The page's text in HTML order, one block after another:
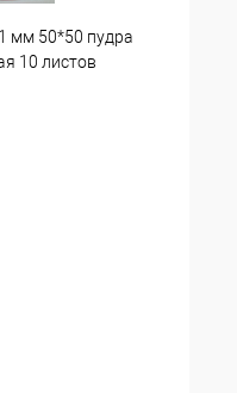
мм 50*50 пудра
10 листов